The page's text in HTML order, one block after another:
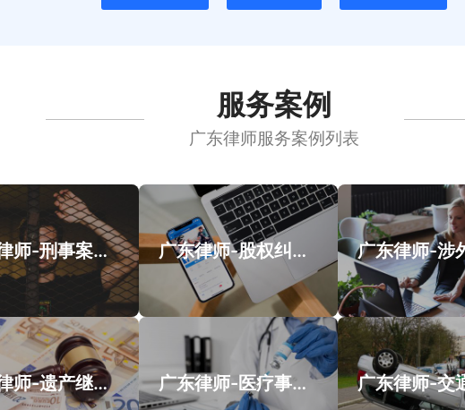
服务案例
广东律师服务案例列表
广州律师-刑事案件案例 广东律师-股权纠纷类案件案例
广东律师-遗产继承类案件案例 广东律师-医疗事故类案件案例